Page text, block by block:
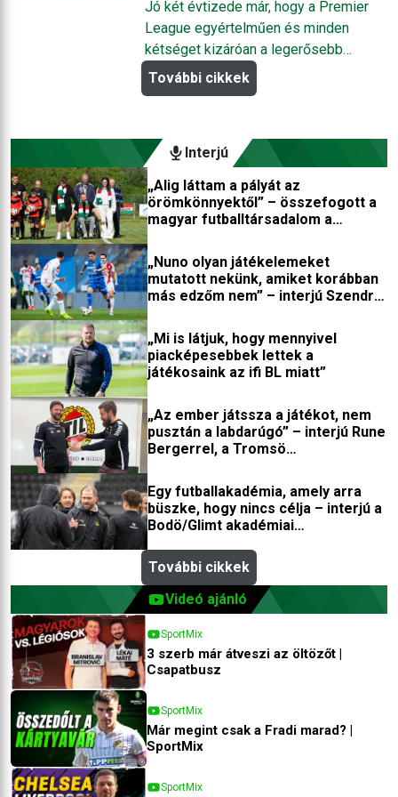
nem jó irányba haladnak a dolgok.
Valentin-nap alkalmából.
Jó két évtizede már, hogy a Premier
League egyértelműen és minden
kétséget kizáróan a legerősebb
futballbajnokság a glóbuszon,
minden mértékadó és objektív
újságíró és szurkoló számára ez az
evidens alapállás. A PL a három
másik topligát sok évvel ezelőtt
lekörözte már, de ebben a
szezonban immár saját magán is
kezd túlnőni, a nemzetközi indulást
jelentő helyekért sosem látott
tülekedés zajlik.
További cikkek
Interjú
„Alig láttam a pályát az
örömkönnyektől” – összefogott a
magyar futballtársadalom a
kerekesszékbe került játékosért
„Nuno olyan játékelemeket
mutatott nekünk, amiket korábban
más edzőm nem” – interjú Szendrei
Norberttel
„Mi is látjuk, hogy mennyivel
piacképesebbek lettek a
játékosaink az ifi BL miatt”
„Az ember játssza a játékot, nem
pusztán a labdarúgó” – interjú Rune
Bergerrel, a Tromsö
Egy futballakadémia, amely arra
büszke, hogy nincs célja – interjú a
Bodö/Glimt akadémiai
További cikkek
Videó ajánló
SportMix
3 szerb már átveszi az öltözőt |
Csapatbusz
SportMix
Már megint csak a Fradi marad? |
SportMix
SportMix